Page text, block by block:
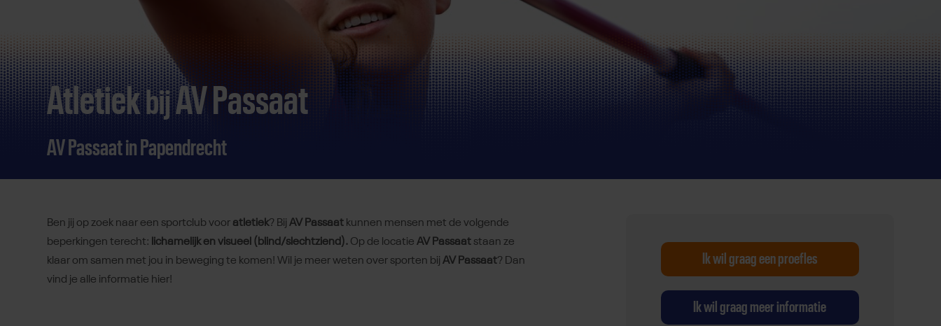
AtletiekbijAV Passaat
AV Passaat in Papendrecht
Ben jij op zoek naar een sportclub voor atletiek? Bij AV Passaat kunnen mensen met de volgende
beperkingen terecht: lichamelijk en visueel (blind/slechtziend). Op de locatie AV Passaat staan ze
klaar om samen met jou in beweging te komen! Wil je meer weten over sporten bij AV Passaat? Dan
vind je alle informatie hier!
Ik wil graag een proefles
Ik wil graag meer informatie